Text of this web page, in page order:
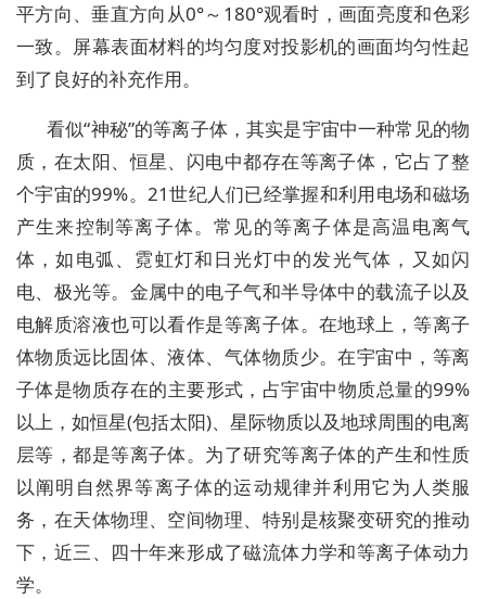
平方向、垂直方向从0°～180°观看时，画面亮度和色彩
一致。屏幕表面材料的均匀度对投影机的画面均匀性起
到了良好的补充作用。
看似“神秘”的等离子体，其实是宇宙中一种常见的物
质，在太阳、恒星、闪电中都存在等离子体，它占了整
个宇宙的99%。21世纪人们已经掌握和利用电场和磁场
产生来控制等离子体。常见的等离子体是高温电离气
体，如电弧、霓虹灯和日光灯中的发光气体，又如闪
电、极光等。金属中的电子气和半导体中的载流子以及
电解质溶液也可以看作是等离子体。在地球上，等离子
体物质远比固体、液体、气体物质少。在宇宙中，等离
子体是物质存在的主要形式，占宇宙中物质总量的99%
以上，如恒星(包括太阳)、星际物质以及地球周围的电离
层等，都是等离子体。为了研究等离子体的产生和性质
以阐明自然界等离子体的运动规律并利用它为人类服
务，在天体物理、空间物理、特别是核聚变研究的推动
下，近三、四十年来形成了磁流体力学和等离子体动力
学。